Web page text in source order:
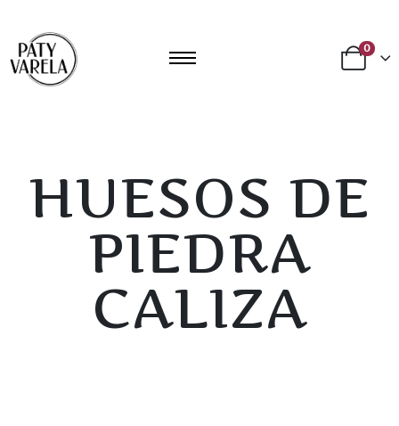
0
HUESOS DE
PIEDRA
CALIZA